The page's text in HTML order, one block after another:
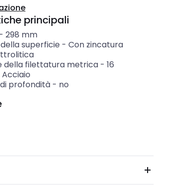
principali
298 mm
superficie - Con zincatura
della filettatura metrica- 16
Acciaio
profondità- no